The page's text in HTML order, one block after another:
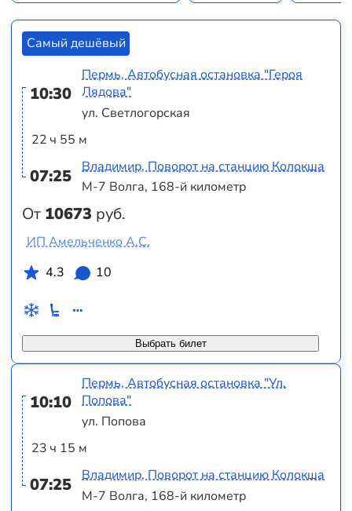
Самый дешёвый
10:30
22 ч 55 м
07:25
От 10673 руб.
Пермь, Автобусная остановка "Героя
Лядова"
ул. Светлогорская
Владимир, Поворот на станцию Колокша
М-7 Волга, 168-й километр
Выбрать билет
ИП Амельченко А.С.
4.3
10
10:10
23 ч 15 м
07:25
Пермь, Автобусная остановка "Ул.
Попова"
ул. Попова
Владимир, Поворот на станцию Колокша
М-7 Волга, 168-й километр